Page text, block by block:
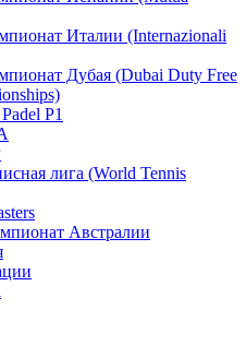
Италии (Internazionali
Дубая (Dubai Duty Free
P1
лига (World Tennis
Австралии